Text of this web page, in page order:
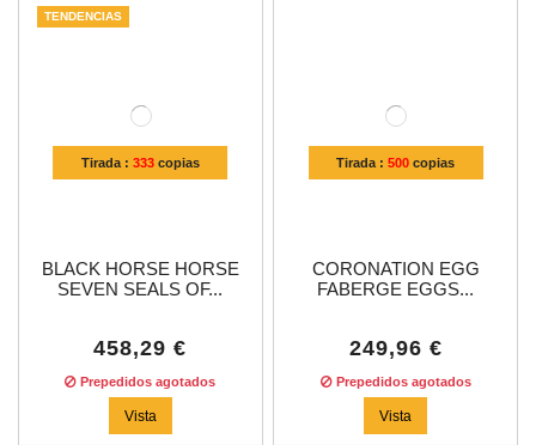
Tirada : 333copias
TENDENCIAS
BLACK HORSE HORSE
SEVEN SEALS OF...
458,29 €
Prepedidos agotados
Vista
Tirada :500 copias
CORONATION EGG
FABERGE EGGS...
249,96 €
Prepedidos agotados
Vista